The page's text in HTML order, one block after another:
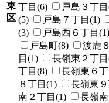
東
区
丁目(6)
戸島３丁
(5)
戸島７丁目(1)
(3)
戸島西６丁目(1)
戸島町(8)
渡鹿
目(1)
長嶺東２丁
丁目(8)
長嶺東６
８丁目(1)
長嶺東
南２丁目(1)
長嶺